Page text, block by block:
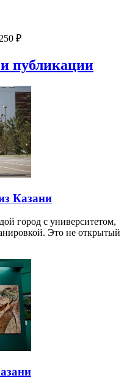
₽
публикации
Казани
город с университетом,
Это не открытый